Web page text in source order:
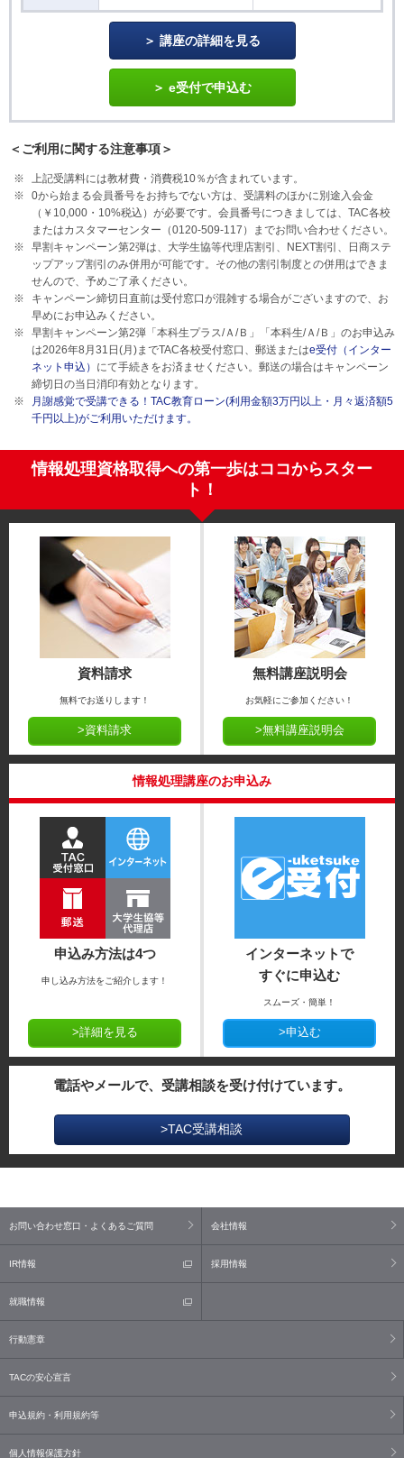
講座の詳細を見る
e受付で申込む
＜ご利用に関する注意事項＞
上記受講料には教材費・消費税10％が含まれています。
0から始まる会員番号をお持ちでない方は、受講料のほかに別途入会金
（￥10,000・10%税込）が必要です。会員番号につきましては、TAC各校
またはカスタマーセンター（0120-509-117）までお問い合わせください。
早割キャンペーン第2弾は、大学生協等代理店割引、NEXT割引、日商ステ
ップアップ割引のみ併用が可能です。その他の割引制度との併用はできま
せんので、予めご了承ください。
キャンペーン締切日直前は受付窓口が混雑する場合がございますので、お
早めにお申込みください。
早割キャンペーン第2弾「本科生プラス/Ａ/Ｂ」「本科生/Ａ/Ｂ」のお申込み
は2026年8月31日(月)までTAC各校受付窓口、郵送またはe受付（インター
ネット申込） にて手続きをお済ませください。郵送の場合はキャンペーン
締切日の当日消印有効となります。
月謝感覚で受講できる！TAC教育ローン(利用金額3万円以上・月々返済額5
千円以上)がご利用いただけます。
情報処理資格取得への第一歩はココからスター
ト！
資料請求
無料でお送りします！
>資料請求
無料講座説明会
お気軽にご参加ください！
>無料講座説明会
情報処理講座のお申込み
申込み方法は4つ
申し込み方法をご紹介します！
>詳細を見る
インターネットで
すぐに申込む
スムーズ・簡単！
>申込む
電話やメールで、受講相談を受け付けています。
>TAC受講相談
お問い合わせ窓口・よくあるご質問 会社情報
IR情報 採用情報
就職情報
行動憲章
TACの安心宣言
申込規約・利用規約等
個人情報保護方針